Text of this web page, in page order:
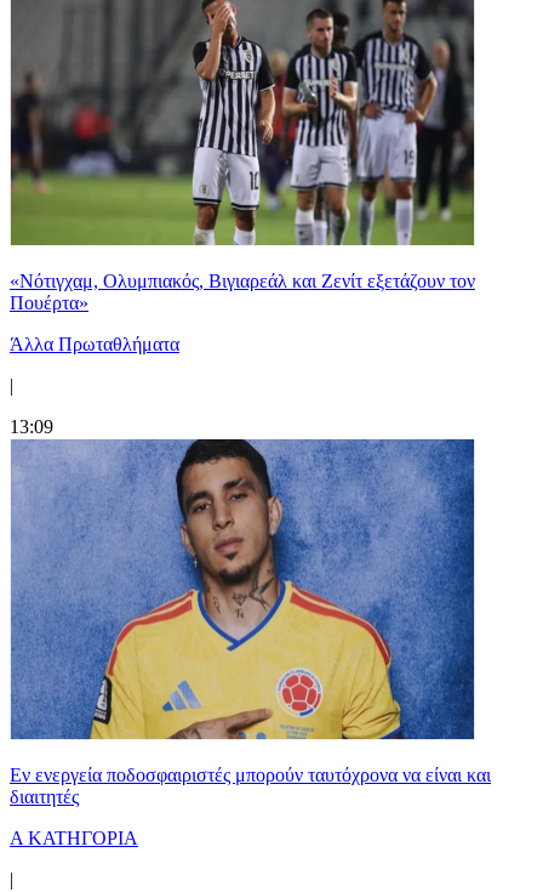
«Νότιγχαμ, Ολυμπιακός, Βιγιαρεάλ και Ζενίτ εξετάζουν τον
Πουέρτα»
Άλλα Πρωταθλήματα
|
13:09
Εν ενεργεία ποδοσφαιριστές μπορούν ταυτόχρονα να είναι και
διαιτητές
Α ΚΑΤΗΓΟΡΙΑ
|